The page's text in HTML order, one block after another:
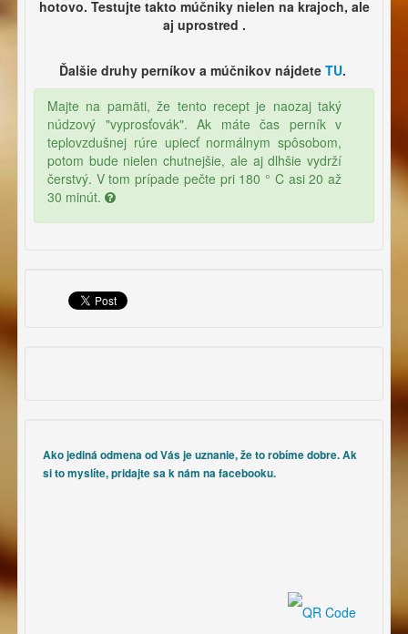
hotovo. Testujte takto múčniky nielen na krajoch, ale
aj uprostred .
Ďalšie druhy perníkov a múčnikov nájdete TU.
Majte na pamäti, že tento recept je naozaj taký
núdzový "vyprosťovák". Ak máte čas perník v
teplovzdušnej rúre upiecť normálnym spôsobom,
potom bude nielen chutnejšie, ale aj dlhšie vydrží
čerstvý. V tom prípade pečte pri 180 ° C asi 20 až
30 minút.
Ako jediná odmena od Vás je uznanie, že to robíme dobre. Ak
si to myslíte, pridajte sa k nám na facebooku.